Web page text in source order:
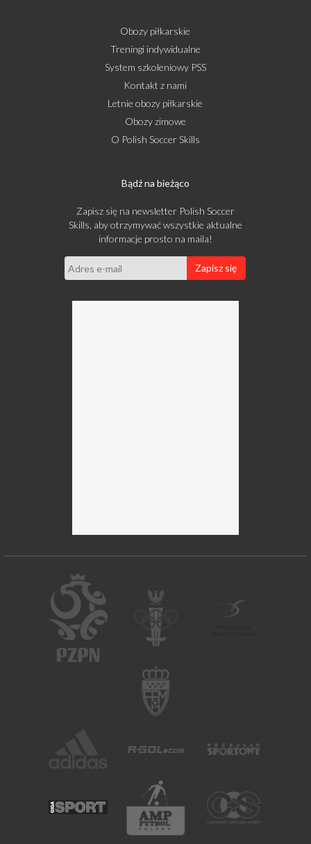
Obozy piłkarskie
Treningi indywidualne
System szkoleniowy PSS
Kontakt z nami
Letnie obozy piłkarskie
Obozy zimowe
O Polish Soccer Skills
Bądź na bieżąco
Zapisz się na newsletter Polish Soccer
Skills, aby otrzymywać wszystkie aktualne
informacje prosto na maila!
Zapisz się